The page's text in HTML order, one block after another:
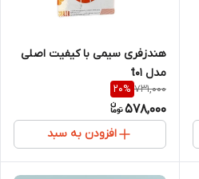
هندزفری سیمی با کیفیت اصلی
مدل t01
731,000
20%
578,000
افزودن به سبد